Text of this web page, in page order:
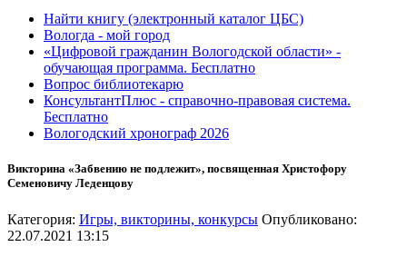
Найти книгу (электронный каталог ЦБС)
Вологда - мой город
«Цифровой гражданин Вологодской области» -
обучающая программа. Бесплатно
Вопрос библиотекарю
КонсультантПлюс - справочно-правовая система.
Бесплатно
Вологодский хронограф 2026
Викторина «Забвению не подлежит», посвященная Христофору
Семеновичу Леденцову
Категория: Игры, викторины, конкурсы Опубликовано:
22.07.2021 13:15